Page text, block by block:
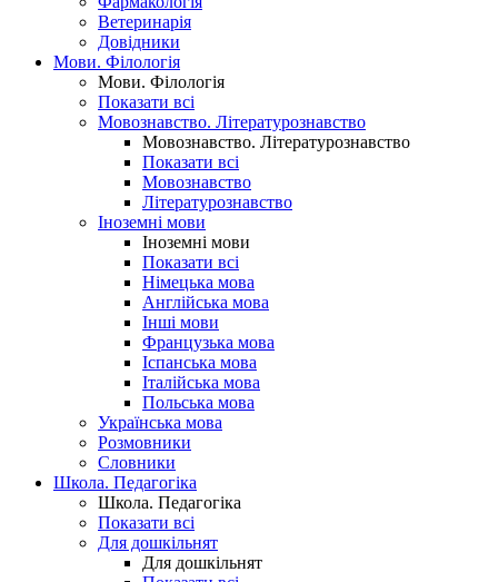
Ветеринарія
Довідники
Мови. Філологія
Мови. Філологія
Показати всі
Мовознавство. Літературознавство
Мовознавство. Літературознавство
Показати всі
Мовознавство
Літературознавство
Іноземні мови
Іноземні мови
Показати всі
Німецька мова
Англійська мова
Інші мови
Французька мова
Іспанська мова
Італійська мова
Польська мова
Українська мова
Розмовники
Словники
Школа. Педагогіка
Школа. Педагогіка
Показати всі
Для дошкільнят
Для дошкільнят